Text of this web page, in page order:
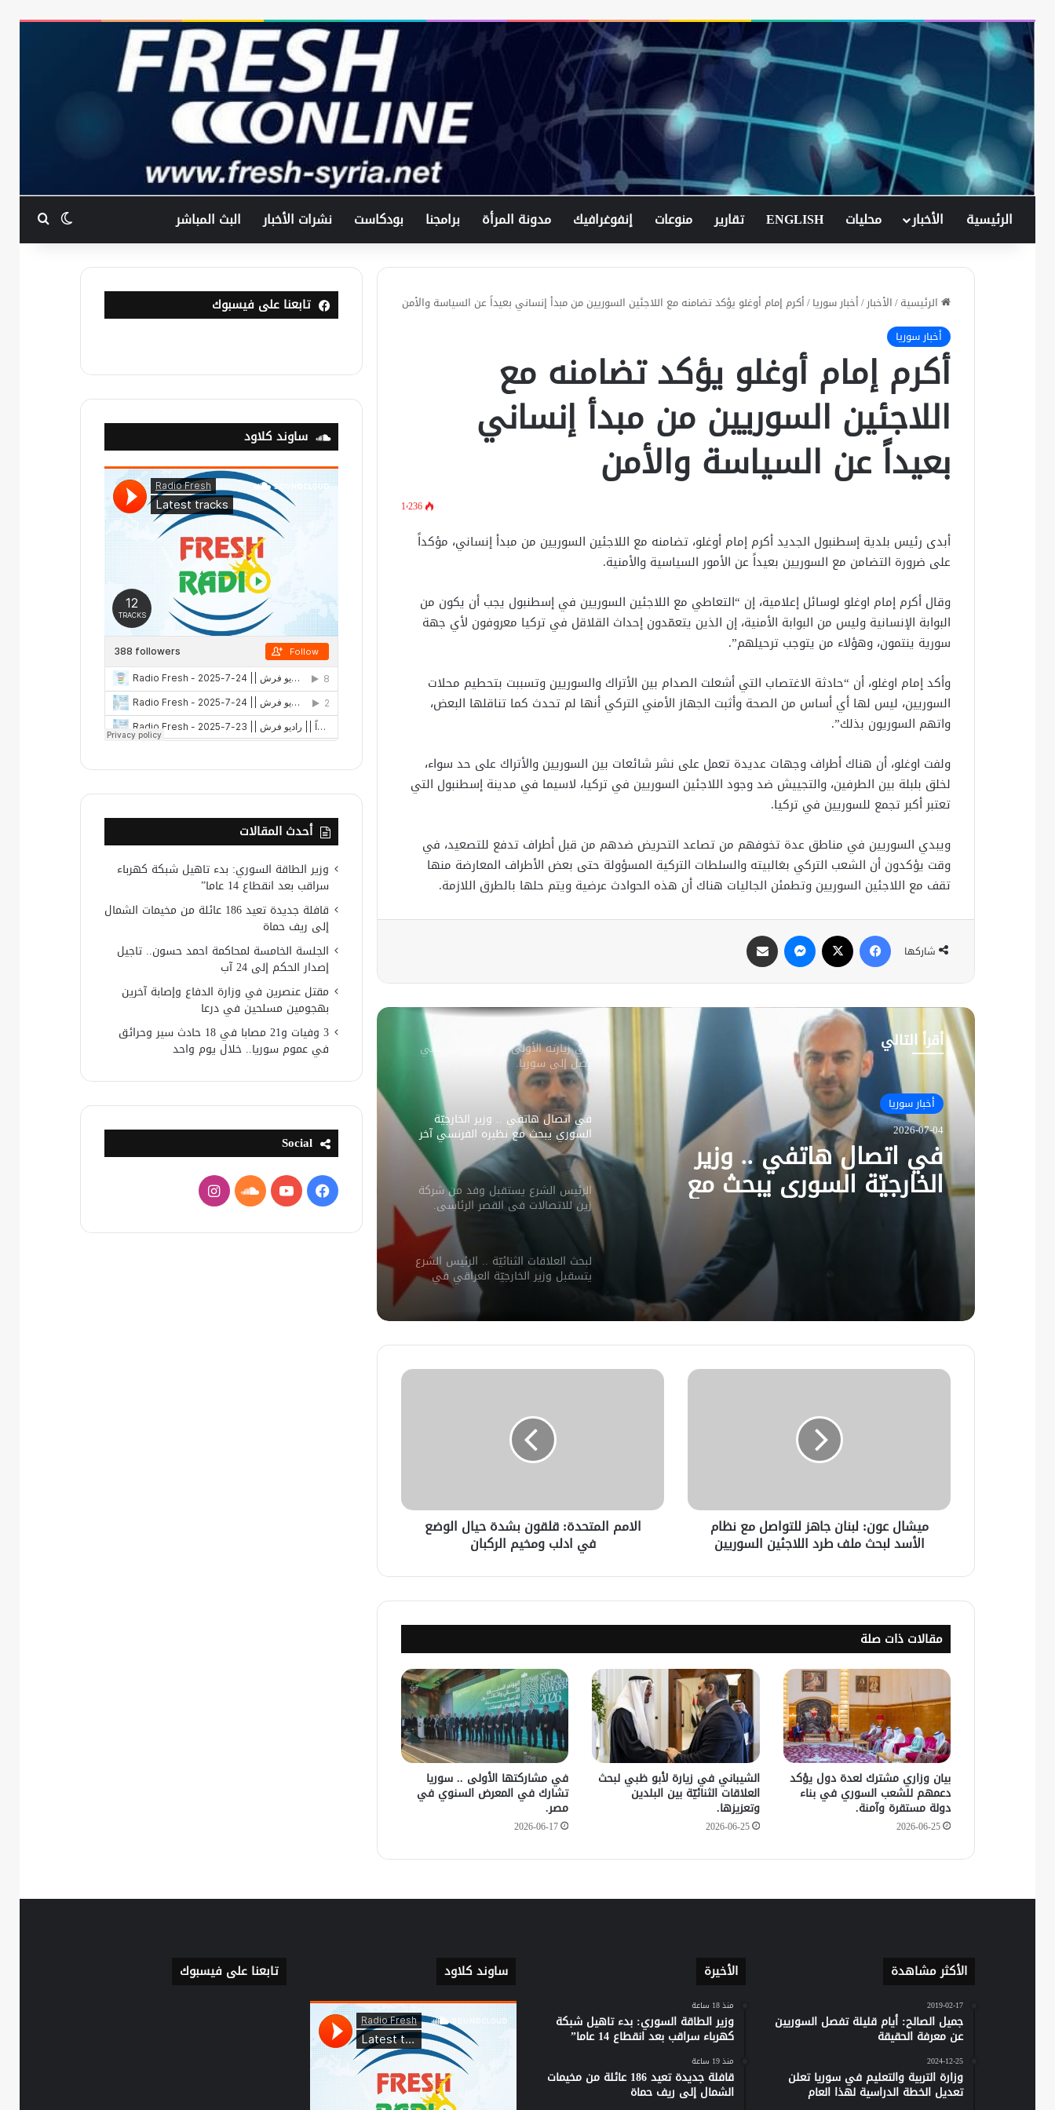
الرئيسية الأخبار محليات ENGLISH تقارير منوعات إنفوغرافيك مدونة المرأة برامجنا بودكاست نشرات الأخبار البث المباشر الوضعبحث
الرئيسية/الأخبار/أخبار سوريا/أكرم إمام أوغلو يؤكد تضامنه مع اللاجئين السوريين من مبدأ إنساني بعيداً عن السياسة والأمن
أخبار سوريا
أكرم إمام أوغلو يؤكد تضامنه مع
اللاجئين السوريين من مبدأ إنساني
بعيداً عن السياسة والأمن
1٬236
أبدى رئيس بلدية إسطنبول الجديد أكرم إمام أوغلو، تضامنه مع اللاجئين السوريين من مبدأ إنساني، مؤكداً
على ضرورة التضامن مع السوريين بعيداً عن الأمور السياسية والأمنية.
وقال أكرم إمام اوغلو لوسائل إعلامية، إن “التعاطي مع اللاجئين السوريين في إسطنبول يجب أن يكون من
البوابة الإنسانية وليس من البوابة الأمنية، إن الذين يتعمّدون إحداث القلاقل في تركيا معروفون لأي جهة
سورية ينتمون، وهؤلاء من يتوجب ترحيلهم”.
وأكد إمام اوغلو، أن “حادثة الاغتصاب التي أشعلت الصدام بين الأتراك والسوريين وتسببت بتحطيم محلات
السوريين، ليس لها أي أساس من الصحة وأثبت الجهاز الأمني التركي أنها لم تحدث كما تناقلها البعض،
واتهم السوريون بذلك”.
ولفت اوغلو، أن هناك أطراف وجهات عديدة تعمل على نشر شائعات بين السوريين والأتراك على حد سواء،
لخلق بلبلة بين الطرفين، والتجييش ضد وجود اللاجئين السوريين في تركيا، لاسيما في مدينة إسطنبول التي
تعتبر أكبر تجمع للسوريين في تركيا.
ويبدي السوريين في مناطق عدة تخوفهم من تصاعد التحريض ضدهم من قبل أطراف تدفع للتصعيد، في
وقت يؤكدون أن الشعب التركي بغالبيته والسلطات التركية المسؤولة حتى بعض الأطراف المعارضة منها
تقف مع اللاجئين السوريين وتطمئن الجاليات هناك أن هذه الحوادث عرضية ويتم حلها بالطرق اللازمة.
شاركها
فيسبوك ماسنجر
أقرأ التالي
أخبار سوريا
2026-07-04
في اتصال هاتفي .. وزير
الخارجيّة السوري يبحث مع
نظيره الفرنسي آخر التطورات.
في اتصال هاتفي .. وزير الخارجيّة
السوري يبحث مع نظيره الفرنسي آخر
التطورات.
لبحث العلاقات الثنائيّة .. الرئيس الشرع
لبحث سبل تعزيز التعليم العالي في
سوريا.. الهيئة الألمانيّة تنظم فعاليّة
في خطوة لاستئناف تقديم الخدمات
القنصليّة .. أمريكا تمنح الاعتماد القنصلي
الإحتلال الإسرائيلي يستهدف منازل
المدنيين في ريف درعا
الإحتلال الإسرائيلي يتحرك في جبل
الشيخ غربي دمشق ويبني مستشفى
في قلعة جندل
شخص أثناء ملاحقته في دمشق
دمشق
في زيارته الأولى .. الرئيس الفرنسي
يصل إلى سوريا.
في اتصال هاتفي .. وزير الخارجيّة
السوري يبحث مع نظيره الفرنسي آخر
التطورات.
الرئيس الشرع يستقبل وفد من شركة
زين للاتصالات في القصر الرئاسي.
لبحث العلاقات الثنائيّة .. الرئيس الشرع
يتسقبل وزير الخارجيّة العراقي في
سوريا.. الهيئة الألمانيّة تنظم فعاليّة
القنصليّة .. أمريكا تمنح الاعتماد القنصلي
للسفارة السوريّة في واشنطن.
الإحتلال الإسرائيلي يتحرك في جبل
في قلعة جندل
سليمان عبد الباقي مدير أمن السويداء
يكشف سبب انفجار مركبة على طريق
دمشق
في زيارته الأولى .. الرئيس الفرنسي
يصل إلى سوريا.
ميشال عون: لبنان جاهز للتواصل مع نظام
الأسد لبحث ملف طرد اللاجئين السوريين
الامم المتحدة: قلقون بشدة حيال الوضع
في ادلب ومخيم الركبان
مقالات ذات صلة
بيان وزاري مشترك لعدة دول يؤكد
دعمهم للشعب السوري في بناء
دولة مستقرة وآمنة.
2026-06-25
الشيباني في زيارة لأبو ظبي لبحث
العلاقات الثنائيّة بين البلدين
وتعزيزها.
2026-06-25
في مشاركتها الأولى .. سوريا
تشارك في المعرض السنوي في
مصر.
2026-06-17
تابعنا على فيسبوك
ساوند كلاود
أحدث المقالات
وزير الطاقة السوري: بدء تاهيل شبكة كهرباء
سراقب بعد انقطاع 14 عاما”
قافلة جديدة تعيد 186 عائلة من مخيمات الشمال
إلى ريف حماة
الجلسة الخامسة لمحاكمة احمد حسون.. تاجيل
إصدار الحكم إلى 24 آب
مقتل عنصرين في وزارة الدفاع وإصابة آخرين
بهجومين مسلحين في درعا
3 وفيات و21 مصابا في 18 حادث سير وحرائق
في عموم سوريا.. خلال يوم واحد
Social
فيسبوكيوتيوبساوندانستقرام
الأكثر مشاهدة
2019-02-17
جميل الصالح: أيام قليلة تفصل السوريين
عن معرفة الحقيقة
2024-12-25
وزارة التربية والتعليم في سوريا تعلن
تعديل الخطة الدراسية لهذا العام
الأخيرة
منذ 18 ساعة
وزير الطاقة السوري: بدء تاهيل شبكة
كهرباء سراقب بعد انقطاع 14 عاما”
منذ 19 ساعة
قافلة جديدة تعيد 186 عائلة من مخيمات
الشمال إلى ريف حماة
ساوند كلاود تابعنا على فيسبوك